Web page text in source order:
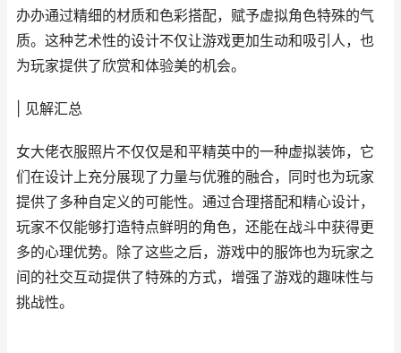
办办通过精细的材质和色彩搭配，赋予虚拟角色特殊的气
质。这种艺术性的设计不仅让游戏更加生动和吸引人，也
为玩家提供了欣赏和体验美的机会。
| 见解汇总
女大佬衣服照片不仅仅是和平精英中的一种虚拟装饰，它
们在设计上充分展现了力量与优雅的融合，同时也为玩家
提供了多种自定义的可能性。通过合理搭配和精心设计，
玩家不仅能够打造特点鲜明的角色，还能在战斗中获得更
多的心理优势。除了这些之后，游戏中的服饰也为玩家之
间的社交互动提供了特殊的方式，增强了游戏的趣味性与
挑战性。